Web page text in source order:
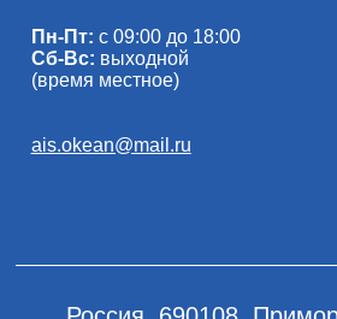
Пн-Пт: с 09:00 до 18:00
Сб-Вс: выходной
(время местное)
ais.okean@mail.ru